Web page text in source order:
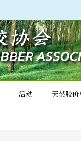
活动 天然胶价